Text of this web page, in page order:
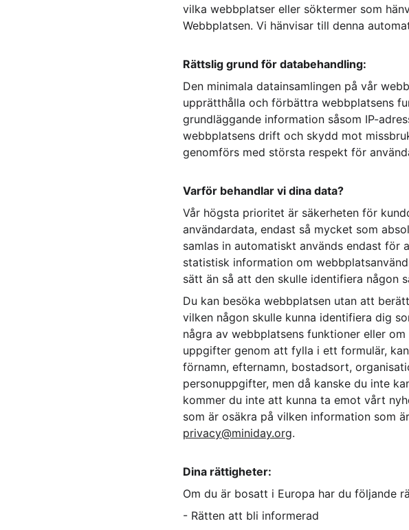
vilka webbplatser eller söktermer som
Webbplatsen. Vi hänvisar till denna
Rättslig grund för databehandling:
Den minimala datainsamlingen på vår
upprätthålla och förbättra webbplatsens
grundläggande information såsom IP-
webbplatsens drift och skydd mot
genomförs med största respekt för
Varför behandlar vi dina data?
Vår högsta prioritet är säkerheten för
användardata, endast så mycket som
samlas in automatiskt används endast
statistisk information om
sätt än så att den skulle identifiera någon
Du kan besöka webbplatsen utan att
vilken någon skulle kunna identifiera dig
några av webbplatsens funktioner eller
uppgifter genom att fylla i ett formulär,
förnamn, efternamn, bostadsort,
personuppgifter, men då kanske du inte
kommer du inte att kunna ta emot vårt
som är osäkra på vilken information som
privacy@miniday.org.
Dina rättigheter:
Om du är bosatt i Europa har du följande
- Rätten att bli informerad